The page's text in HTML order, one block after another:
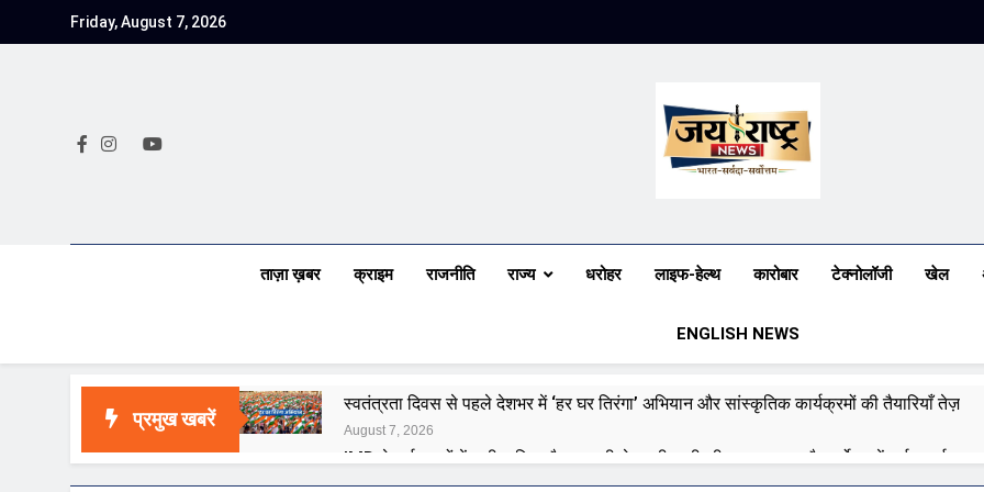
Friday, August 7, 2026
Jai Rashtra
ताज़ा ख़बर क्राइम राजनीति राज्य धरोहर लाइफ-हेल्थ कारोबार टेक्नोलॉजी खेल
ENGLISH NEWS
प्रमुख खबरें
स्वतंत्रता दिवस से पहले देशभर में ‘हर घर तिरंगा’ अभियान और सांस्कृतिक कार्यक्रमों की तैयारियाँ तेज़
August 7, 2026
IMD ने कई राज्यों में भारी बारिश और बाढ़ की चेतावनी जारी की, उत्तर भारत और पूर्वोत्तर में हाई अलर्ट
August 7, 2026